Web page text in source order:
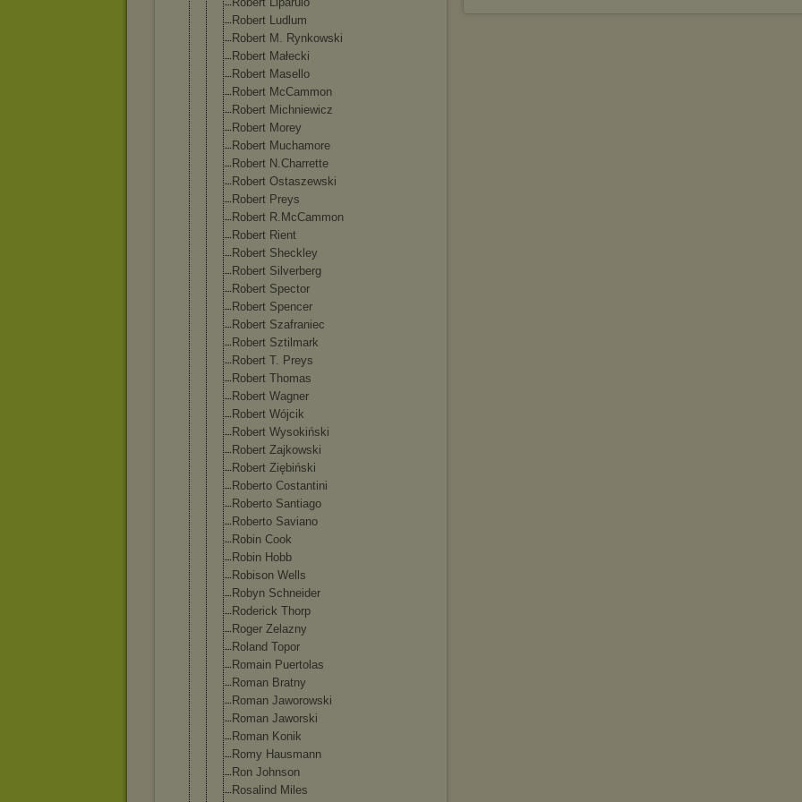
Robert Ludlum
Robert M. Rynkowski
Robert Małecki
Robert Masello
Robert McCammon
Robert Michniewicz
Robert Morey
Robert Muchamore
Robert N.Charrette
Robert Ostaszewski
Robert Preys
Robert R.McCammon
Robert Rient
Robert Sheckley
Robert Silverberg
Robert Spector
Robert Spencer
Robert Szafraniec
Robert Sztilmark
Robert T. Preys
Robert Thomas
Robert Wagner
Robert Wójcik
Robert Wysokiński
Robert Zajkowski
Robert Ziębiński
Roberto Costantini
Roberto Santiago
Roberto Saviano
Robin Cook
Robin Hobb
Robison Wells
Robyn Schneider
Roderick Thorp
Roger Zelazny
Roland Topor
Romain Puertolas
Roman Bratny
Roman Jaworowski
Roman Jaworski
Roman Konik
Romy Hausmann
Ron Johnson
Rosalind Miles